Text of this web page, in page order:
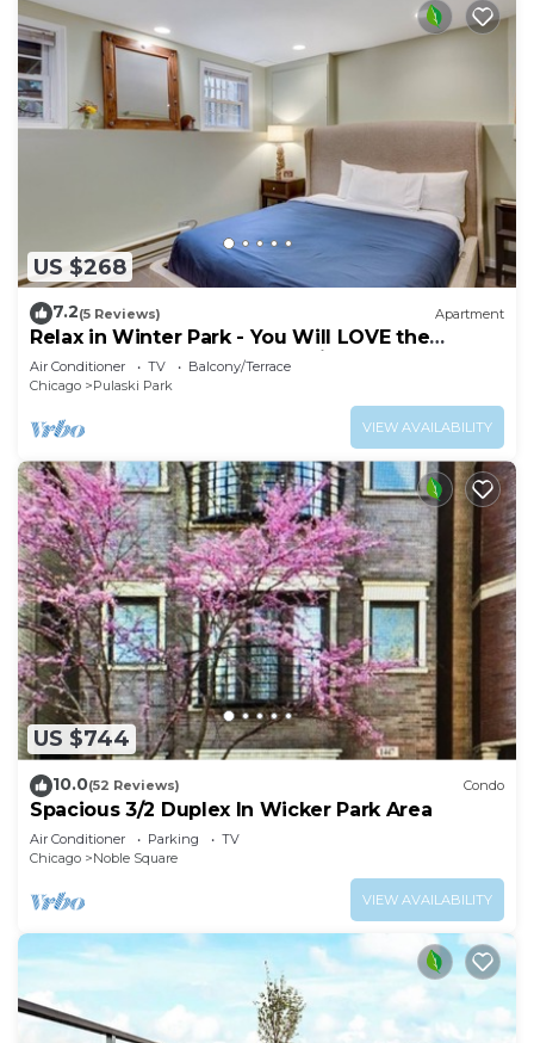
US $268
7.2(5 Reviews) Apartment
Relax in Winter Park - You Will LOVE the
Garden Access and the Classic, Comfortable
Feeling by AllSet Turnover
Air Conditioner TV
Balcony/Terrace
Chicago
Pulaski Park
VIEW AVAILABILITY
US $744
10.0(52 Reviews) Condo
Spacious 3/2 Duplex In Wicker Park Area
Air Conditioner Parking
TV
Chicago
Noble Square
VIEW AVAILABILITY